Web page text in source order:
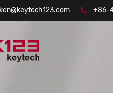
ken@keytech123.com +86-